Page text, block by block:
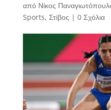
από Νίκος
Sports, Στίβος | 0 Σχόλια